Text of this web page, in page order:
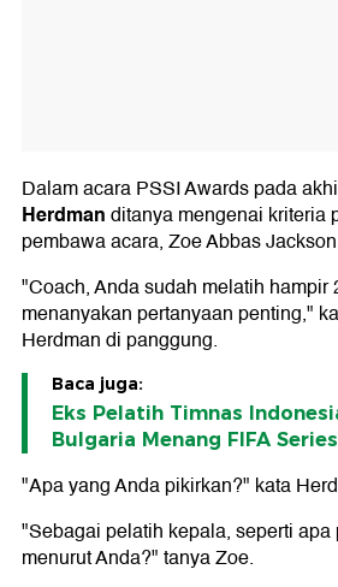
Dalam acara PSSI Awards pada
Herdmanditanya mengenai kriteria
pembawa acara, Zoe Abbas
"Coach, Anda sudah melatih hampir
menanyakan pertanyaan penting,"
Herdman di panggung.
Baca juga:
Eks Pelatih Timnas
Bulgaria Menang FIFA
"Apa yang Anda pikirkan?" kata
"Sebagai pelatih kepala, seperti
menurut Anda?" tanya Zoe.